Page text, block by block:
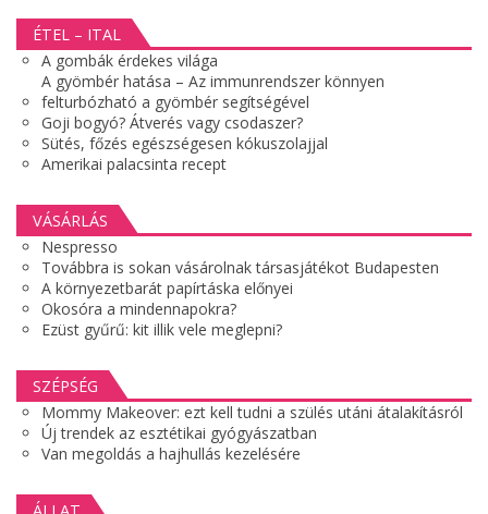
ÉTEL – ITAL
A gombák érdekes világa
A gyömbér hatása – Az immunrendszer könnyen
felturbózható a gyömbér segítségével
Goji bogyó? Átverés vagy csodaszer?
Sütés, főzés egészségesen kókuszolajjal
Amerikai palacsinta recept
VÁSÁRLÁS
Nespresso
Továbbra is sokan vásárolnak társasjátékot Budapesten
A környezetbarát papírtáska előnyei
Okosóra a mindennapokra?
Ezüst gyűrű: kit illik vele meglepni?
SZÉPSÉG
Mommy Makeover: ezt kell tudni a szülés utáni átalakításról
Új trendek az esztétikai gyógyászatban
Van megoldás a hajhullás kezelésére